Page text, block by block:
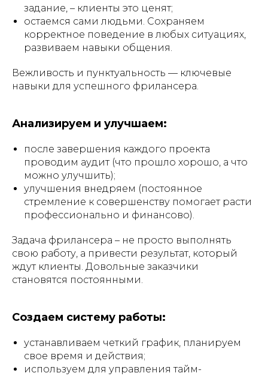
задание, – клиенты это ценят;
остаемся сами людьми. Сохраняем
корректное поведение в любых ситуациях,
развиваем навыки общения.
Вежливость и пунктуальность — ключевые
навыки для успешного фрилансера.
Анализируем и улучшаем:
после завершения каждого проекта
проводим аудит (что прошло хорошо, а что
можно улучшить);
улучшения внедряем (постоянное
стремление к совершенству помогает расти
профессионально и финансово).
Задача фрилансера – не просто выполнять
свою работу, а привести результат, который
ждут клиенты. Довольные заказчики
становятся постоянными.
Создаем систему работы:
устанавливаем четкий график, планируем
свое время и действия;
используем для управления тайм-